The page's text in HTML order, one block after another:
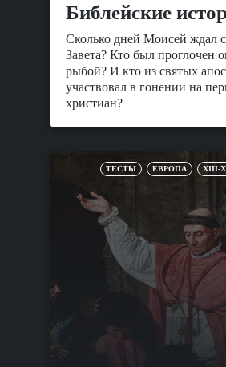
Библейские
Сколько дней Моисей ждал
Завета? Кто был проглочен
рыбой? И кто из святых
участвовал в гонении на
христиан?
ТЕСТЫ ЕВРОПА XIII-